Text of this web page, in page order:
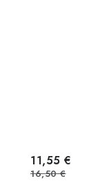
11,55 €
16,50 €